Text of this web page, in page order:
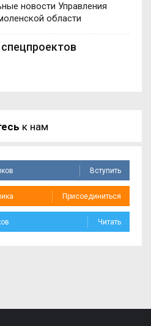
новости Управления
области
к нам
Вступить
Присоединиться
Читать